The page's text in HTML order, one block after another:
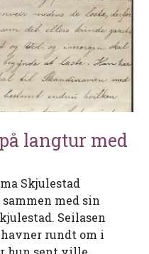
langtur med
Skjulestad
med sin
Seilasen
rundt om i